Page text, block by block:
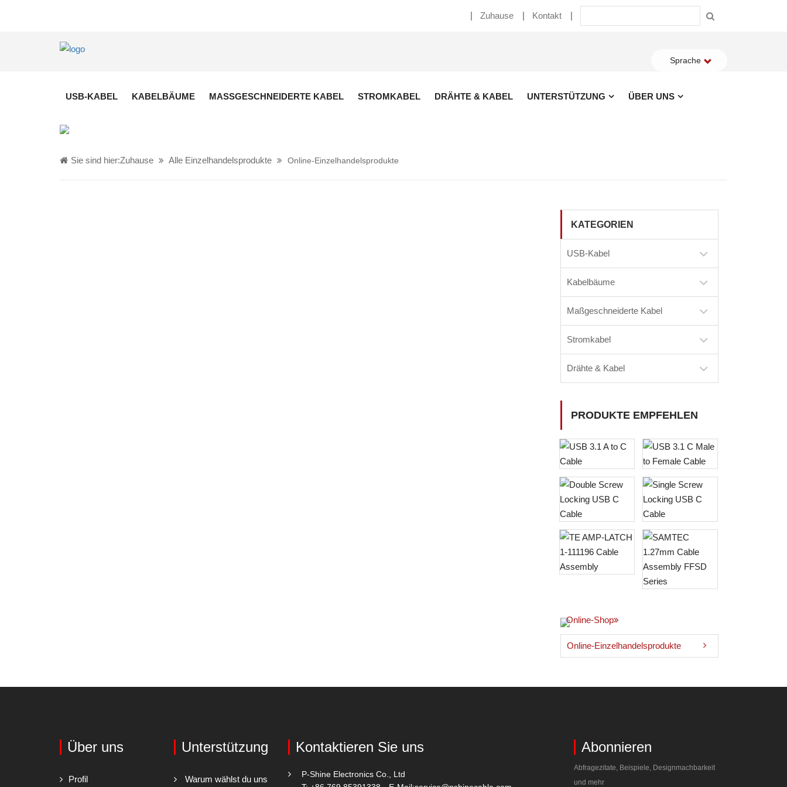
Zuhause Kontakt
Sprache
USB-KABEL KABELBÄUME MASSGESCHNEIDERTE KABEL STROMKABEL DRÄHTE & KABEL UNTERSTÜTZUNG ÜBER UNS
Sie sind hier:Zuhause Alle Einzelhandelsprodukte Online-Einzelhandelsprodukte
KATEGORIEN
USB-Kabel
Kabelbäume
Maßgeschneiderte Kabel
Stromkabel
Drähte & Kabel
PRODUKTE EMPFEHLEN
Online-Shop
Online-Einzelhandelsprodukte
Über uns
Profil
Unterstützung
Warum wählst du uns
Kontaktieren Sie uns
P-Shine Electronics Co., Ltd
Abonnieren
Abfragezitate, Beispiele, Designmachbarkeit
und mehr